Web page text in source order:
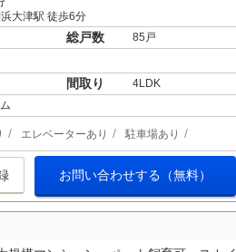
大津駅 徒歩6分
総戸数 85戸
間取り 4LDK
エレベーターあり 駐車場あり
お問い合わせする（無料）